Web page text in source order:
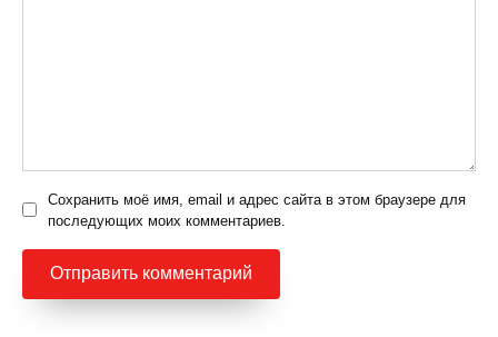
Сохранить моё имя, email и адрес сайта в этом браузере для
последующих моих комментариев.